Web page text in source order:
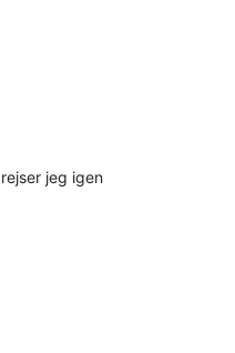
jeg igen